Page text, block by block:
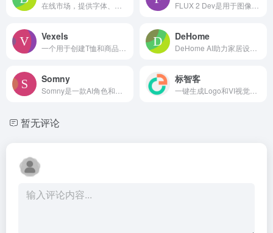
Vexels DeHome
Somny 标智客
暂无评论